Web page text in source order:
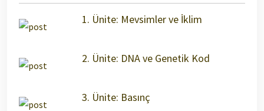
1. Ünite: Mevsimler ve İklim
2. Ünite: DNA ve Genetik Kod
3. Ünite: Basınç